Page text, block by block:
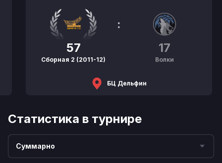
57
Сборная 2 (2011-12)
:
17
Волки
БЦ Дельфин
Статистика в турнире
Суммарно